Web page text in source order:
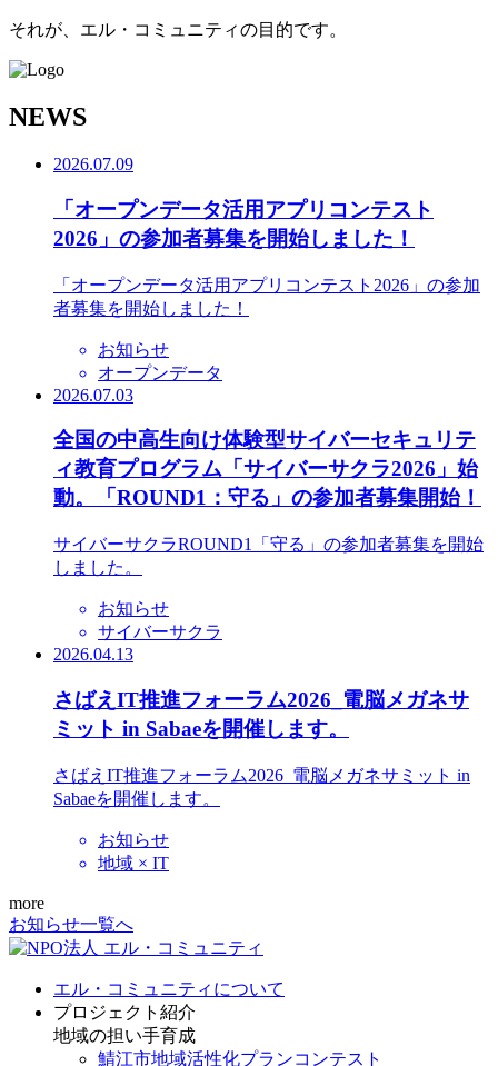
それが、エル・コミュニティの目的です。
NEWS
2026.07.09
「オープンデータ活用アプリコンテスト
2026」の参加者募集を開始しました！
「オープンデータ活用アプリコンテスト2026」の参加
者募集を開始しました！
お知らせ
オープンデータ
2026.07.03
全国の中高生向け体験型サイバーセキュリテ
ィ教育プログラム「サイバーサクラ2026」始
動。「ROUND1：守る」の参加者募集開始！
サイバーサクラROUND1「守る」の参加者募集を開始
しました。
お知らせ
サイバーサクラ
2026.04.13
さばえIT推進フォーラム2026_電脳メガネサ
ミット in Sabaeを開催します。
さばえIT推進フォーラム2026_電脳メガネサミット in
Sabaeを開催します。
お知らせ
地域 × IT
more
お知らせ一覧へ
エル・コミュニティについて
プロジェクト紹介
地域の担い手育成
鯖江市地域活性化プランコンテスト